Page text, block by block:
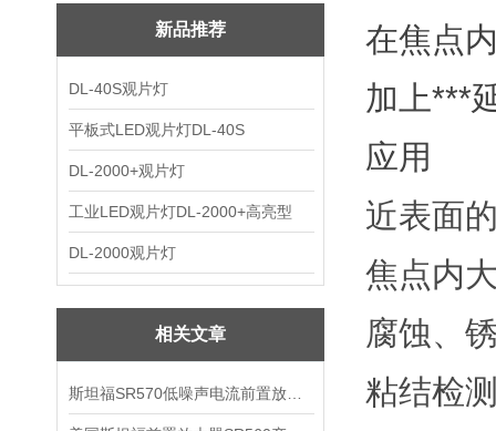
新品推荐
DL-40S观片灯
平板式LED观片灯DL-40S
DL-2000+观片灯
工业LED观片灯DL-2000+高亮型
DL-2000观片灯
相关文章
在焦点
加上***
应用
近表面
焦点内
腐蚀、
粘结检